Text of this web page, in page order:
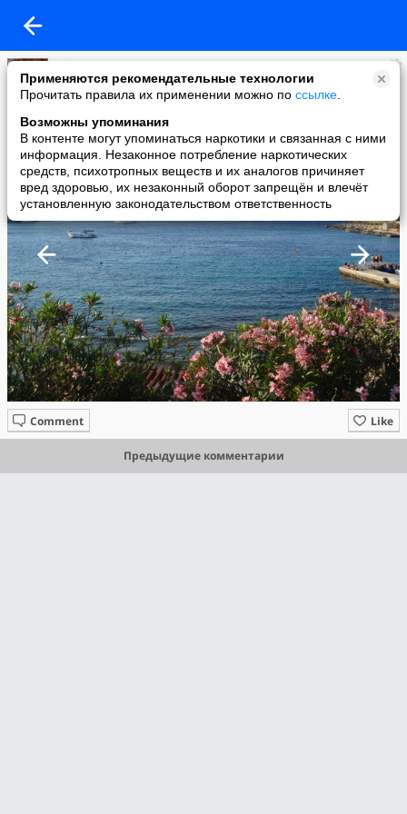
Применяются рекомендательные технологии
Прочитать правила их применении можно по ссылке
Возможны упоминания
В контенте могут упоминаться наркотики и связанная с ними
информация. Незаконное потребление наркотических
средств, психотропных веществ и их аналогов причиняет
вред здоровью, их незаконный оборот запрещён и влечёт
установленную законодательством ответственность
Djim
added a photo
31 May в 02:29
Like
Comment
Предыдущие комментарии